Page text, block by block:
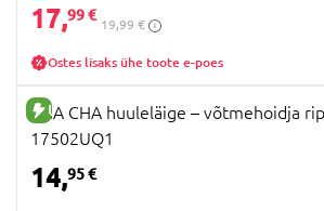
17,99 €
19,99 €
Ostes lisaks ühe toote e-poes
UUS TOODE
CHA CHA huuleläige – võtmehoidja
17502UQ1
14,95 €